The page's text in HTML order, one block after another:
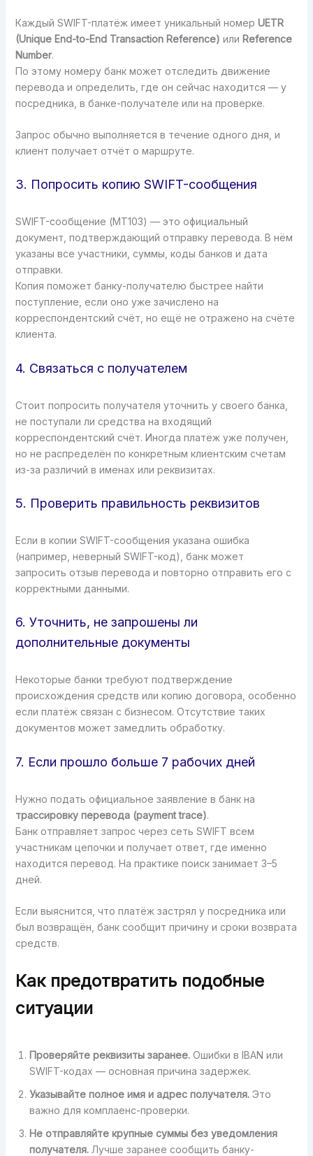
Каждый SWIFT-платёж имеет уникальный номерUETR
(Unique End-to-End Transaction Reference) или Reference
Number.
По этому номеру банк может отследить движение
перевода и определить, где он сейчас находится — у
посредника, в банке-получателе или на проверке.
Запрос обычно выполняется в течение одного дня, и
клиент получает отчёт о маршруте.
3. Попросить копию SWIFT-сообщения
SWIFT-сообщение (MT103) — это официальный
документ, подтверждающий отправку перевода. В нём
указаны все участники, суммы, коды банков и дата
отправки.
Копия поможет банку-получателю быстрее найти
поступление, если оно уже зачислено на
корреспондентский счёт, но ещё не отражено на счёте
клиента.
4. Связаться с получателем
Стоит попросить получателя уточнить у своего банка,
не поступали ли средства на входящий
корреспондентский счёт. Иногда платёж уже получен,
но не распределён по конкретным клиентским счетам
из-за различий в именах или реквизитах.
5. Проверить правильность реквизитов
Если в копии SWIFT-сообщения указана ошибка
(например, неверный SWIFT-код), банк может
запросить отзыв перевода и повторно отправить его с
корректными данными.
6. Уточнить, не запрошены ли
дополнительные документы
Некоторые банки требуют подтверждение
происхождения средств или копию договора, особенно
если платёж связан с бизнесом. Отсутствие таких
документов может замедлить обработку.
7. Если прошло больше 7 рабочих дней
Нужно подать официальное заявление в банк на
трассировку перевода (payment trace).
Банк отправляет запрос через сеть SWIFT всем
участникам цепочки и получает ответ, где именно
находится перевод. На практике поиск занимает 3–5
дней.
Если выяснится, что платёж застрял у посредника или
был возвращён, банк сообщит причину и сроки возврата
средств.
Как предотвратить подобные
ситуации
Проверяйте реквизиты заранее. Ошибки в IBAN или
SWIFT-кодах — основная причина задержек.
Указывайте полное имя и адрес получателя. Это
важно для комплаенс-проверки.
Не отправляйте крупные суммы без уведомления
получателя. Лучше заранее сообщить банку-